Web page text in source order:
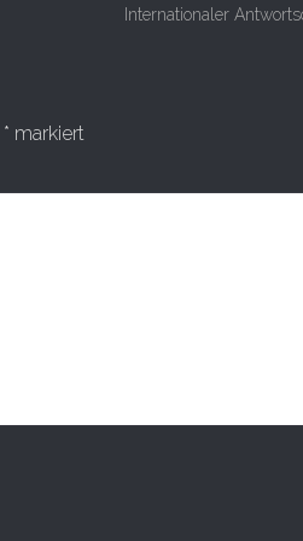
Internationaler
* markiert